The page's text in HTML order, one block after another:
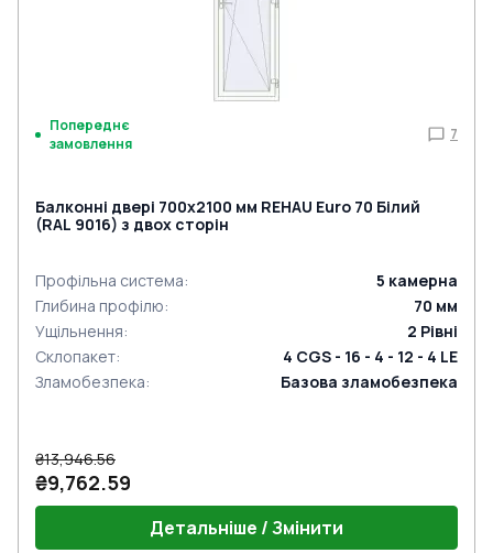
Попереднє
замовлення
7
Балконні двері 700x2100 мм REHAU Euro 70 Білий
(RAL 9016) з двох сторін
Профільна система: 5 камерна
Глибина профілю: 70 мм
Ущільнення: 2 Рівні
Склопакет:
4 CGS - 16 - 4 - 12 - 4 LE
Зламобезпека: Базова зламобезпека
₴13,946.56
₴9,762.59
Детальніше / Змінити